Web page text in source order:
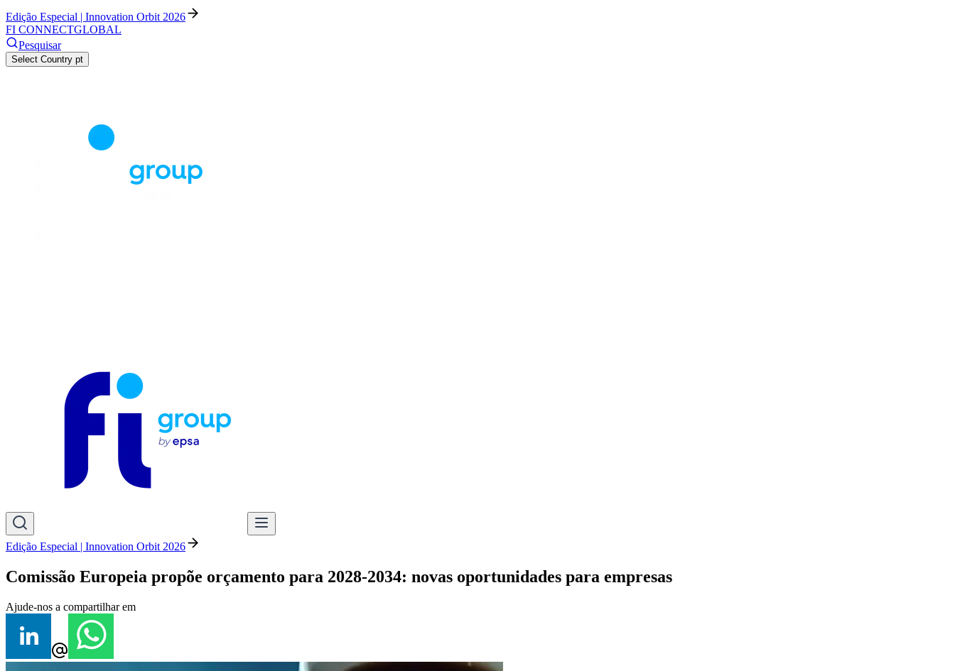
Edição Especial | Innovation Orbit 2026
FI CONNECTGLOBAL
Pesquisar
Select Country pt
Edição Especial | Innovation Orbit 2026
Comissão Europeia propõe orçamento para 2028-2034: novas oportunidades para empresas
Ajude-nos a compartilhar em